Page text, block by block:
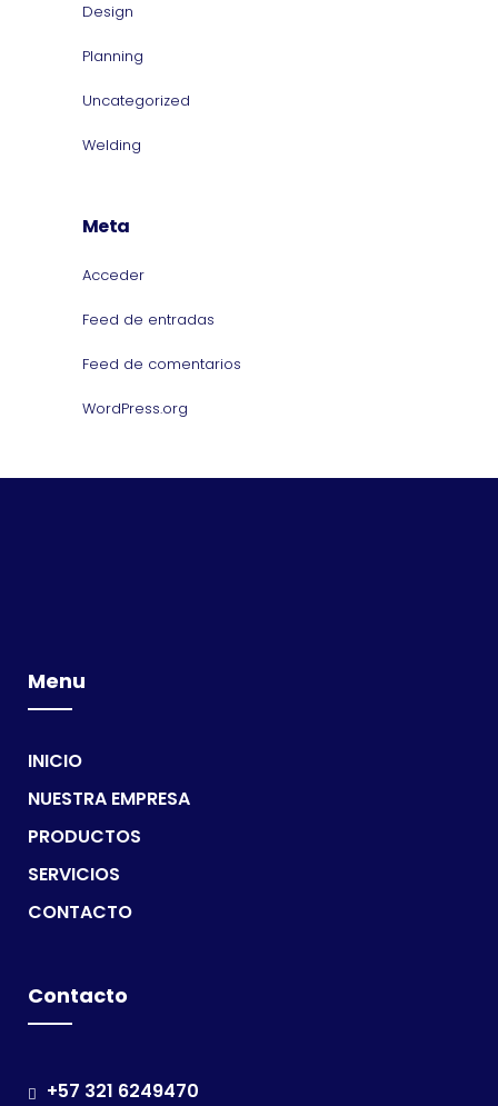
Design
Planning
Uncategorized
Welding
Meta
Acceder
Feed de entradas
Feed de comentarios
WordPress.org
Menu
INICIO
NUESTRA EMPRESA
PRODUCTOS
SERVICIOS
CONTACTO
Contacto
+57 321 6249470